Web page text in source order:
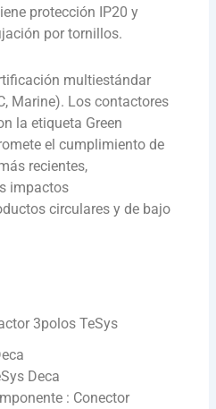
protección IP20 y
por tornillos.
multiestándar
Marine). Los contactores
la etiqueta Green
el cumplimiento de
recientes,
impactos
circulares y de bajo
3polos TeSys
Deca
: Conector